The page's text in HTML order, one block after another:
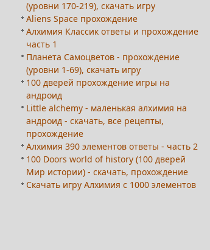
(уровни 170-219), скачать игру
Aliens Space прохождение
Алхимия Классик ответы и прохождение
часть 1
Планета Самоцветов - прохождение
(уровни 1-69), скачать игру
100 дверей прохождение игры на
андроид
Little alchemy - маленькая алхимия на
андроид - скачать, все рецепты,
прохождение
Алхимия 390 элементов ответы - часть 2
100 Doors world of history (100 дверей
Мир истории) - скачать, прохождение
Скачать игру Алхимия с 1000 элементов